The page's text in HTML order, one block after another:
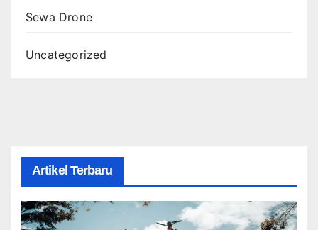
Sewa Drone
Uncategorized
Artikel Terbaru